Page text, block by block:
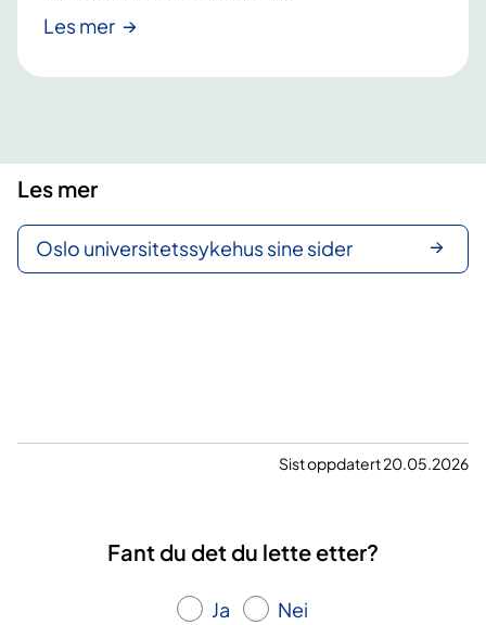
o
i
e
Les mer
Les mer
Oslo universitetssykehus sine sider
Sist oppdatert 20.05.2026
Fant du det du lette etter?
Ja Nei